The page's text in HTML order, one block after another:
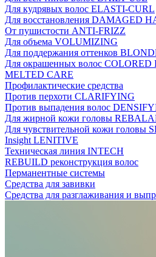
Для кудрявых волос ELASTI-CURL
Для восстановления DAMAGED
От пушистости ANTI-FRIZZ
Для объема VOLUMIZING
Для поддержания оттенков
Для окрашенных волос COLORED
MELTED CARE
Профилактические средства
Против перхоти CLARIFYING
Против выпадения волос
Для жирной кожи головы
Для чувствительной кожи головы
Insight LENITIVE
Техническая линия INTECH
REBUILD реконструкция волос
Перманентные системы
Средства для завивки
Средства для разглаживания и